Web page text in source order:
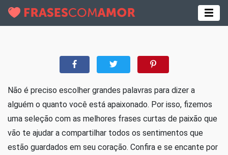
Não é preciso escolher grandes palavras para dizer a
alguém o quanto você está apaixonado. Por isso, fizemos
uma seleção com as melhores frases curtas de paixão que
vão te ajudar a compartilhar todos os sentimentos que
estão guardados em seu coração. Confira e se encante por